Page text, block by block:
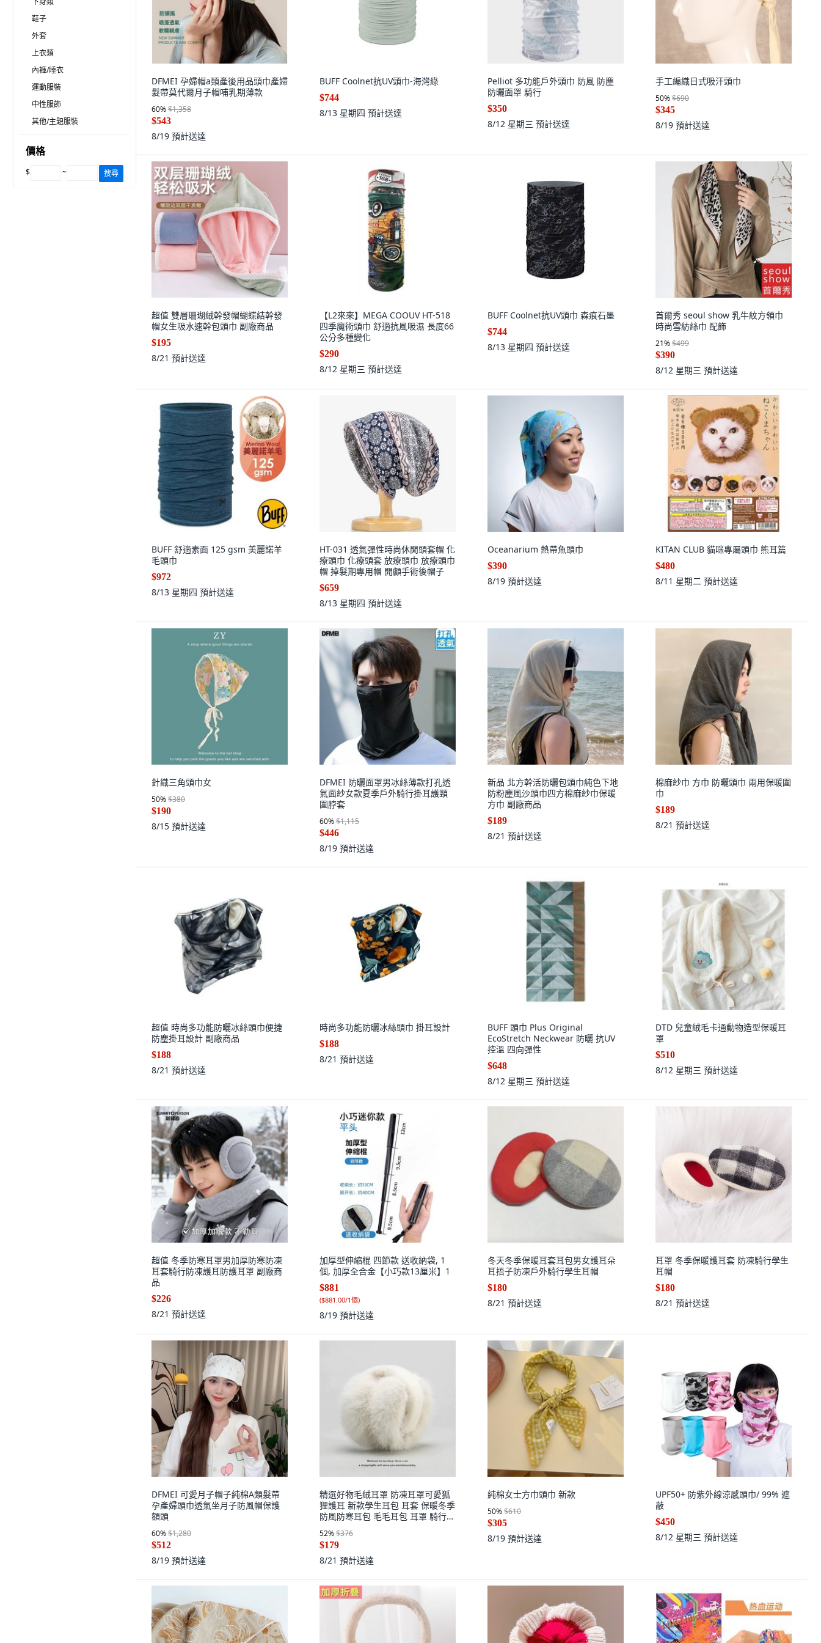
鞋子
外套
上衣類
內褲/睡衣
運動服裝
中性服飾
其他/主題服裝
價格
$ ~ 搜尋
DFMEI 孕婦帽a類產後用品頭巾產婦
髮帶莫代爾月子帽哺乳期薄款
60%$1,358
$543
8/19 預計送達
BUFF Coolnet抗UV頭巾-海灣綠
$744
8/13 星期四 預計送達
Pelliot 多功能戶外頭巾 防風 防塵
防曬面罩 騎行
$350
8/12 星期三 預計送達
手工編織日式吸汗頭巾
50%$690
$345
8/19 預計送達
超值 雙層珊瑚絨幹發帽蝴蝶結幹發
帽女生吸水速幹包頭巾 副廠商品
$195
8/21 預計送達
【L2來來】MEGA COOUV HT-518
四季魔術頭巾 舒適抗風吸濕 長度66
公分多種變化
$290
8/12 星期三 預計送達
BUFF Coolnet抗UV頭巾 森痕石墨
$744
8/13 星期四 預計送達
首爾秀 seoul show 乳牛紋方領巾
時尚雪紡絲巾 配飾
21%$499
$390
8/12 星期三 預計送達
BUFF 舒適素面 125 gsm 美麗諾羊
毛頭巾
$972
8/13 星期四 預計送達
HT-031 透氣彈性時尚休閒頭套帽 化
療頭巾 化療頭套 放療頭巾 放療頭巾
帽 掉髮期專用帽 開顱手術後帽子
$659
8/13 星期四 預計送達
Oceanarium 熱帶魚頭巾
$390
8/19 預計送達
KITAN CLUB 貓咪專屬頭巾 熊耳篇
$480
8/11 星期二 預計送達
針織三角頭巾女
50%$380
$190
8/15 預計送達
DFMEI 防曬面罩男冰絲薄款打孔透
氣面紗女款夏季戶外騎行掛耳護頸
圍脖套
60%$1,115
$446
8/19 預計送達
新品 北方幹活防曬包頭巾純色下地
防粉塵風沙頭巾四方棉麻紗巾保暖
方巾 副廠商品
$189
8/21 預計送達
棉麻紗巾 方巾 防曬頭巾 兩用保暖圍
巾
$189
8/21 預計送達
超值 時尚多功能防曬冰絲頭巾便捷
防塵掛耳設計 副廠商品
$188
8/21 預計送達
時尚多功能防曬冰絲頭巾 掛耳設計
$188
8/21 預計送達
BUFF 頭巾 Plus Original
EcoStretch Neckwear 防曬 抗UV
控溫 四向彈性
$648
8/12 星期三 預計送達
DTD 兒童絨毛卡通動物造型保暖耳
罩
$510
8/12 星期三 預計送達
超值 冬季防寒耳罩男加厚防寒防凍
耳套騎行防凍護耳防護耳罩 副廠商
品
$226
8/21 預計送達
加厚型伸縮棍 四節款 送收納袋, 1
個, 加厚全合金【小巧款13厘米】1
$881
($881.00/1個)
8/19 預計送達
冬天冬季保暖耳套耳包男女護耳朵
耳捂子防凍戶外騎行學生耳帽
$180
8/21 預計送達
耳罩 冬季保暖護耳套 防凍騎行學生
耳帽
$180
8/21 預計送達
DFMEI 可愛月子帽子純棉A類髮帶
孕產婦頭巾透氣坐月子防風帽保護
額頭
60%$1,280
$512
8/19 預計送達
精選好物毛絨耳罩 防凍耳罩可愛狐
狸護耳 新款學生耳包 耳套 保暖冬季
防風防寒耳包 毛毛耳包 耳罩 騎行防
寒耳包
52%$376
$179
8/21 預計送達
純棉女士方巾頭巾 新款
50%$610
$305
8/19 預計送達
UPF50+ 防紫外線涼感頭巾/ 99% 遮
蔽
$450
8/12 星期三 預計送達